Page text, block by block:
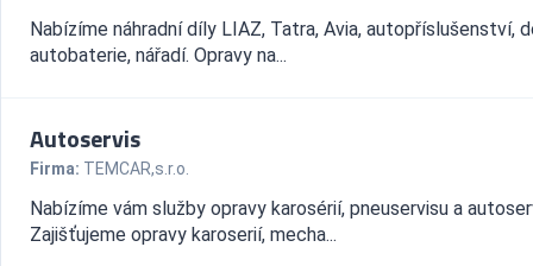
Nabízíme náhradní díly LIAZ, Tatra, Avia, autopříslušenství,
autobaterie, nářadí. Opravy na...
Autoservis
Firma: TEMCAR,s.r.o.
Nabízíme vám služby opravy karosérií, pneuservisu a
Zajišťujeme opravy karoserií, mecha...